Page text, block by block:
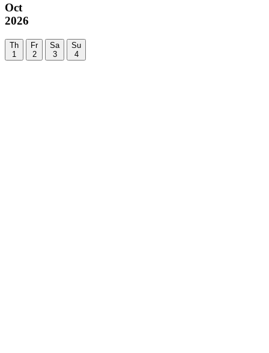
Oct
2026
Th
1
Fr
2
Sa
3
Su
4